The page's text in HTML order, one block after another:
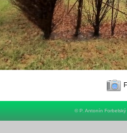
© P. Antonín